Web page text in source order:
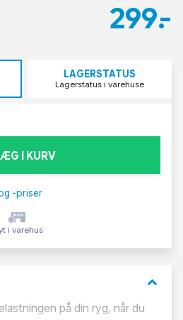
299,-
LAGERSTATUS
Lagerstatus i varehuse
I KURV
-priser
i varehus
keyboard_arrow_down
på din ryg, når du